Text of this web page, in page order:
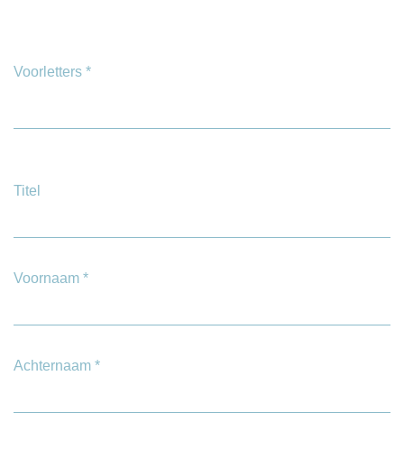
Voorletters *
Titel
Voornaam *
Achternaam *